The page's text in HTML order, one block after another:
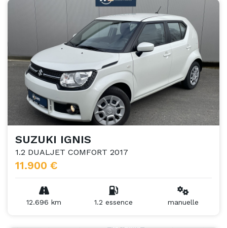
SUZUKI IGNIS
1.2 DUALJET COMFORT 2017
11.900 €
12.696 km 1.2 essence manuelle